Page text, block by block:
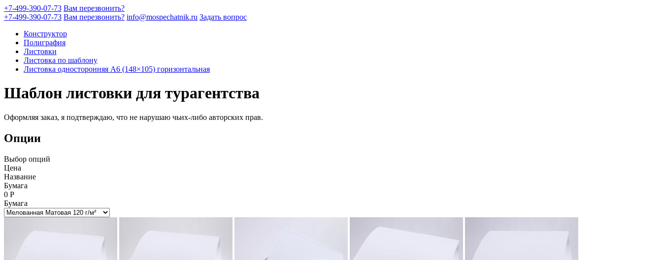
+7-499-390-07-73 Вам перезвонить?
+7-499-390-07-73 Вам перезвонить? info@mospechatnik.ru Задать вопрос
Конструктор
Полиграфия
Листовки
Листовка по шаблону
Листовка односторонняя A6 (148×105) горизонтальная
Шаблон листовки для турагентства
Оформляя заказ, я подтверждаю, что не нарушаю чьих-либо авторских прав.
Опции
Выбор опций
Цена
Название
Бумага
0 Р
Бумага